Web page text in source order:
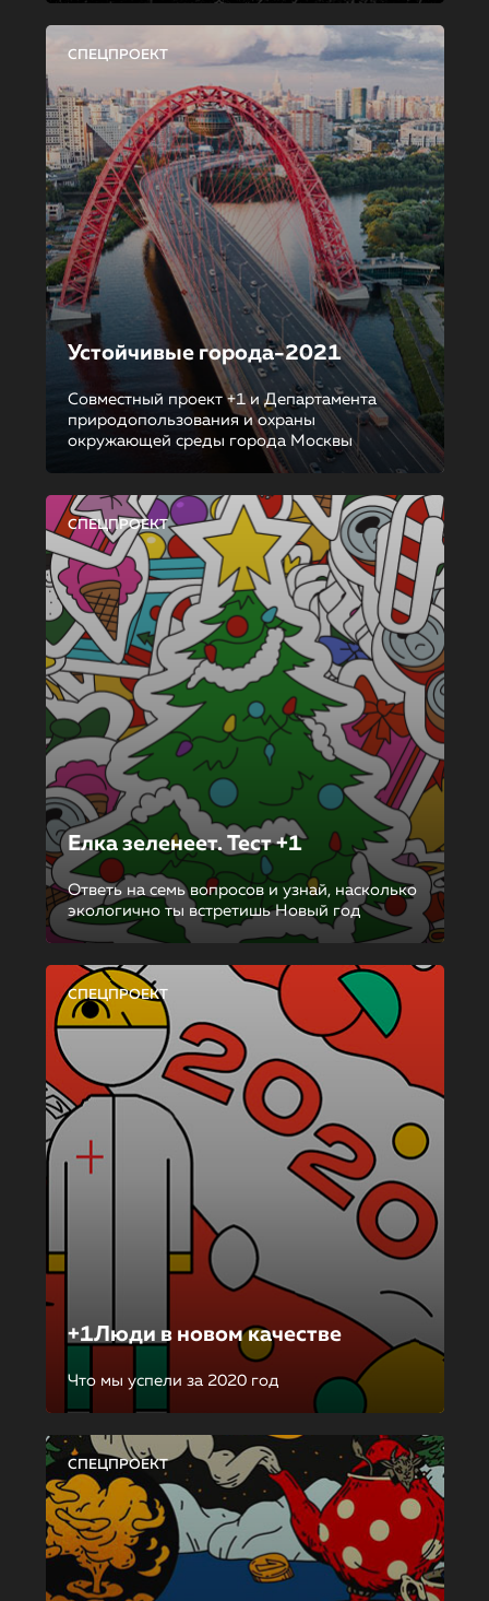
СПЕЦПРОЕКТ
Устойчивые города-2021
Совместный проект +1 и Департамента
природопользования и охраны
окружающей среды города Москвы
СПЕЦПРОЕКТ
Елка зеленеет. Тест +1
Ответь на семь вопросов и узнай, насколько
экологично ты встретишь Новый год
СПЕЦПРОЕКТ
+1Люди в новом качестве
Что мы успели за 2020 год
СПЕЦПРОЕКТ